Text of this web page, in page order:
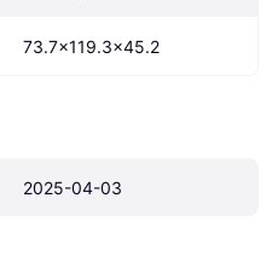
73.7x119.3x45.2
2025-04-03